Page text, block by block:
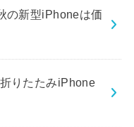
の新型iPhoneは価
りたたみiPhone